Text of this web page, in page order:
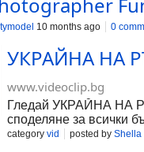
10 months ago 0
УКРАЙНА НА
www.videoclip.bg
Гледай УКРАЙНА НА
споделяне за всички
category vid posted by Shella